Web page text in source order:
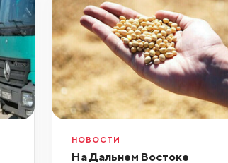
НОВОСТИ
На Дальнем Востоке